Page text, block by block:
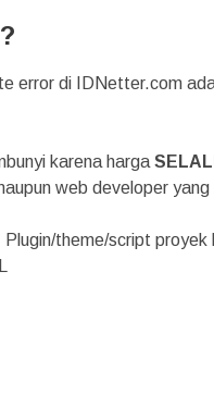
error di IDNetter.com
karena harga
web developer
Plugin/theme/script